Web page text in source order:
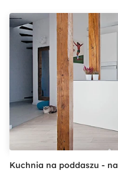
Kuchnia na poddaszu -